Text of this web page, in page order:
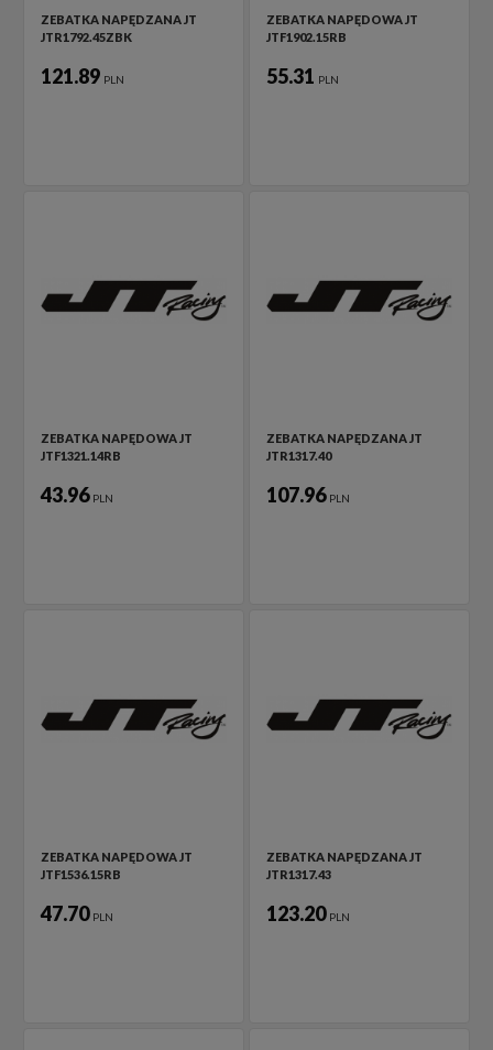
ZEBATKA NAPĘDZANA JT
JTR1792.45ZBK
121.89 PLN
ZEBATKA NAPĘDOWA JT
JTF1902.15RB
55.31 PLN
ZEBATKA NAPĘDOWA JT
JTF1321.14RB
43.96 PLN
ZEBATKA NAPĘDZANA JT
JTR1317.40
107.96 PLN
ZEBATKA NAPĘDOWA JT
JTF1536.15RB
47.70 PLN
ZEBATKA NAPĘDZANA JT
JTR1317.43
123.20 PLN